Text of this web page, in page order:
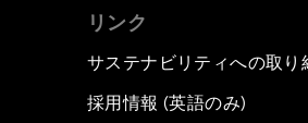
リンク
サステナビリティへの取り
採用情報 (英語のみ)